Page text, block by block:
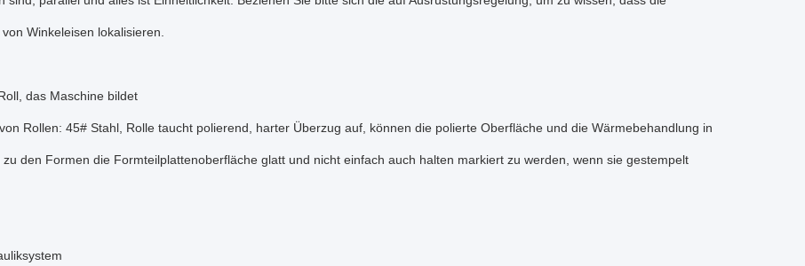
Winkeleisen lokalisieren.
das Maschine bildet
Rollen: 45# Stahl, Rolle taucht polierend, harter Überzug auf, können die polierte Oberfläche und die Wärmebehandlung in
zu den Formen die Formteilplattenoberfläche glatt und nicht einfach auch halten markiert zu werden, wenn sie gestempelt